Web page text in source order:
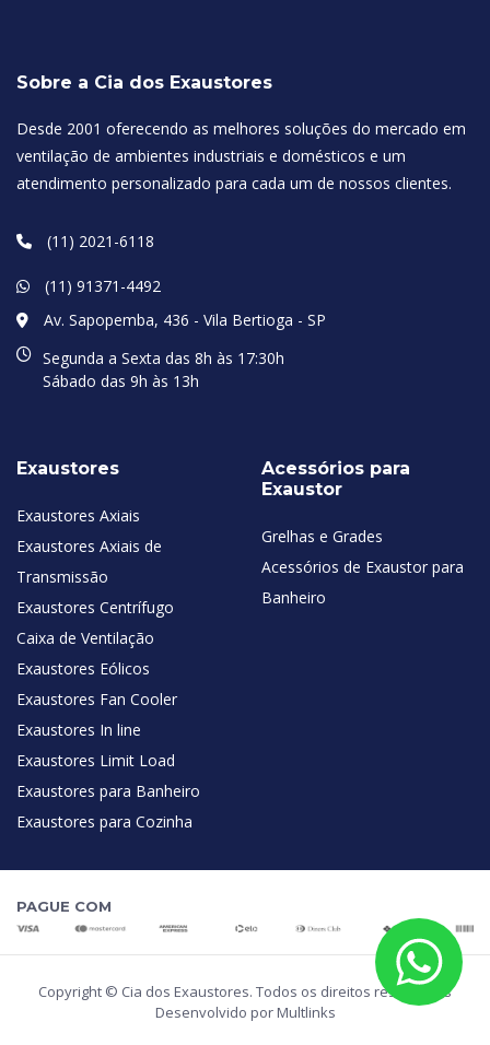
Sobre a Cia dos Exaustores
Desde 2001 oferecendo as melhores soluções do mercado em
ventilação de ambientes industriais e domésticos e um
atendimento personalizado para cada um de nossos clientes.
(11) 2021-6118
(11) 91371-4492
Av. Sapopemba, 436 - Vila Bertioga - SP
Segunda a Sexta das 8h às 17:30h
Sábado das 9h às 13h
Exaustores
Exaustores Axiais
Exaustores Axiais de
Transmissão
Exaustores Centrífugo
Caixa de Ventilação
Exaustores Eólicos
Exaustores Fan Cooler
Exaustores In line
Exaustores Limit Load
Exaustores para Banheiro
Exaustores para Cozinha
Acessórios para
Exaustor
Grelhas e Grades
Acessórios de Exaustor para
Banheiro
PAGUE COM
Copyright © Cia dos Exaustores. Todos os direitos reservados
Desenvolvido por Multlinks